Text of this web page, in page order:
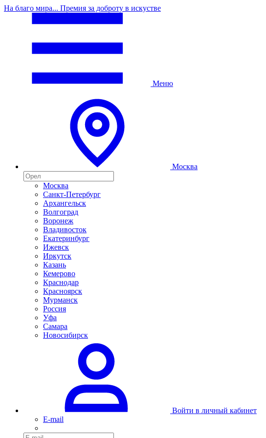
На благо мира... Премия за доброту в искустве
Меню
Москва
Москва
Санкт-Петербург
Архангельск
Волгоград
Воронеж
Владивосток
Екатеринбург
Ижевск
Иркутск
Казань
Кемерово
Краснодар
Красноярск
Мурманск
Россия
Уфа
Самара
Новосибирск
Войти в личный кабинет
E-mail